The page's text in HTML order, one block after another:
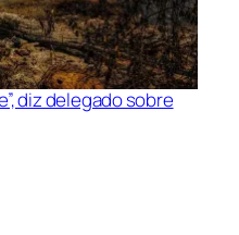
diz delegado sobre